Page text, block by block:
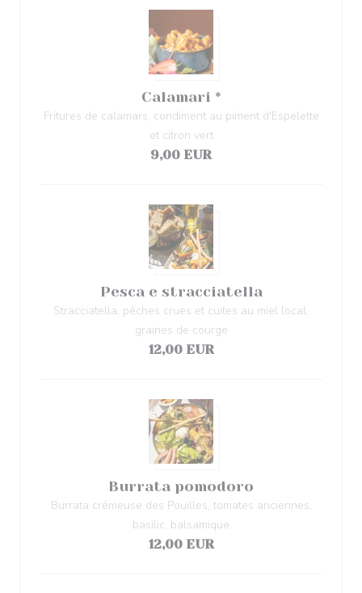
Calamari *
Fritures de calamars, condiment au piment d'Espelette
et citron vert
9,00 EUR
Pesca e stracciatella
Stracciatella, pêches crues et cuites au miel local,
graines de courge
12,00 EUR
Burrata pomodoro
Burrata crémeuse des Pouilles, tomates anciennes,
basilic, balsamique
12,00 EUR